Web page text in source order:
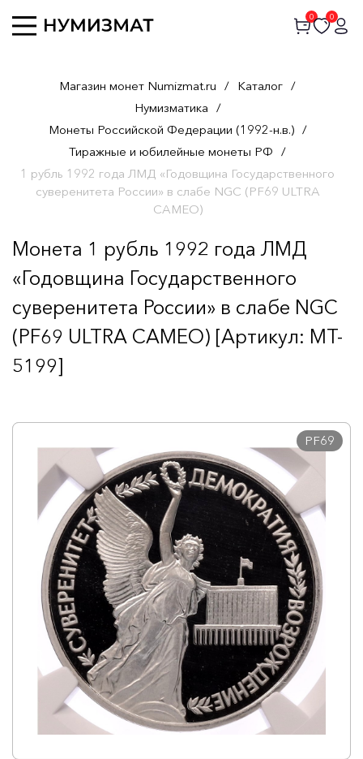
0 0
Магазин монет Numizmat.ru / Каталог /
Нумизматика /
Монеты Российской Федерации (1992-н.в.) /
Тиражные и юбилейные монеты РФ /
1 рубль 1992 года ЛМД «Годовщина Государственного
суверенитета России» в слабе NGC (PF69 ULTRA
CAMEO)
Монета 1 рубль 1992 года ЛМД
«Годовщина Государственного
суверенитета России» в слабе NGC
(PF69 ULTRA CAMEO) [Артикул: MT-
5199]
PF69